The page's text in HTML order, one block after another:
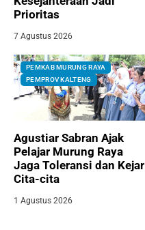
Prioritas
7 Agustus 2026
PEMKAB MURUNG RAYA
PEMPROV KALTENG
Agustiar Sabran Ajak
Pelajar Murung Raya
Jaga Toleransi dan Kejar
Cita-cita
1 Agustus 2026